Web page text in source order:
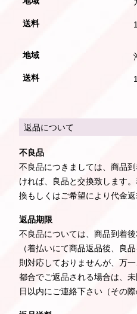
返品について
不良品
不良品につきましては、商品
ければ、良品と交換致します
換もしくはご希望により代金返
返品期限
不良品については、商品到着後
（着払いにて商品返品後、良
則対応しておりませんが、万
都合でご返品される場合は、
日以内にご連絡下さい（その